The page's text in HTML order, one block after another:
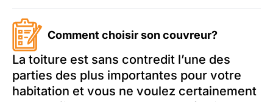
Comment choisir son couvreur?
La toiture est sans contredit l’une des
parties des plus importantes pour votre
habitation et vous ne voulez certainement